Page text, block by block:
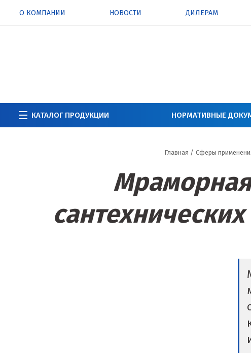
О КОМПАНИИ НОВОСТИ ДИЛЕРАМ
КАТАЛОГ ПРОДУКЦИИ НОРМАТИВНЫЕ
Главная / Сферы